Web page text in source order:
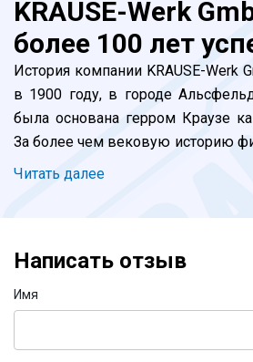
KRAUSE-Werk
более 100 лет
История компании KRAUSE-Werk
в 1900 году, в городе
была основана герром Краузе
За более чем вековую историю
собственному девизу
директора Штефана Краузе,
для работы на высоте.
Открываются
Читать далее
Написать отзыв
Имя